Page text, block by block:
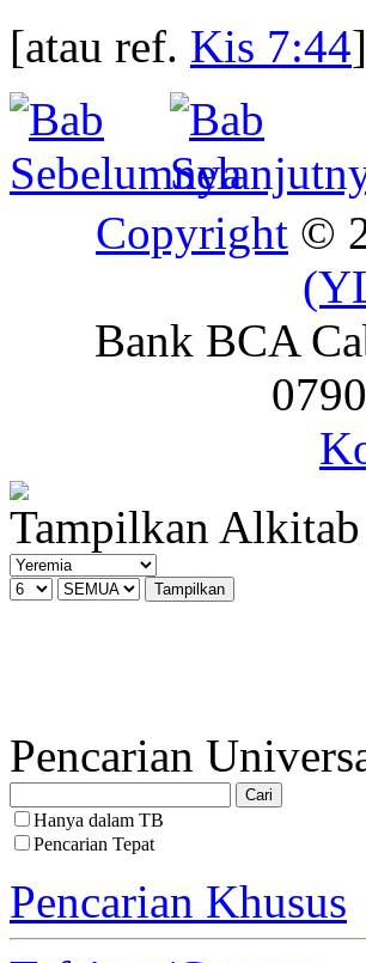
[atau ref. Kis 7:44]
Copyright ©
Bank BCA
Tampilkan Alkitab
Pencarian
Hanya dalam TB
Pencarian Tepat
Pencarian Khusus